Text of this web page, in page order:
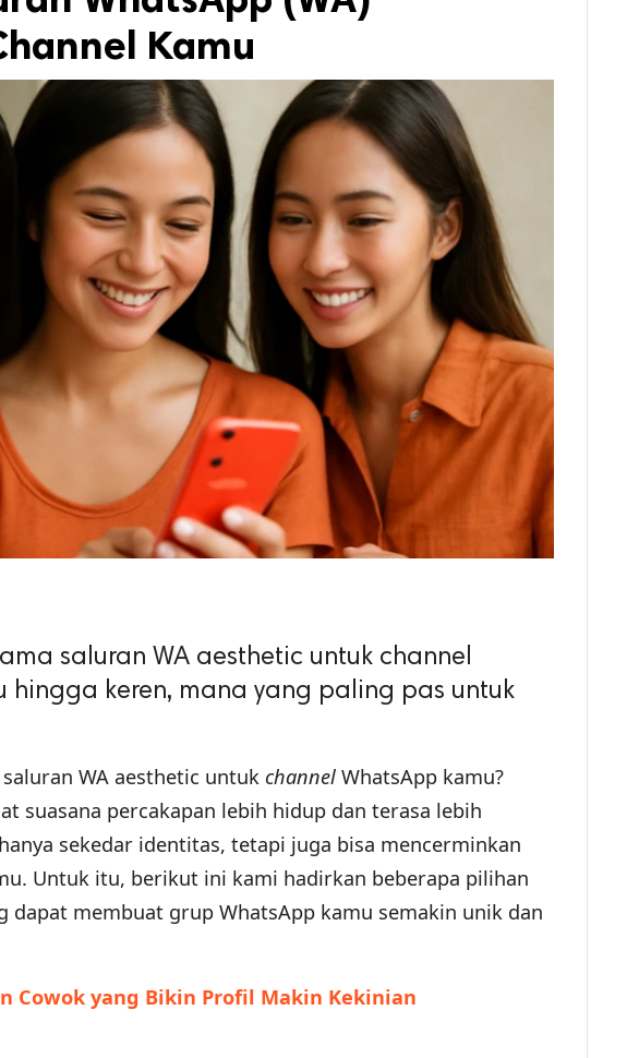
Kamu
saluran WA aesthetic untuk channel
hingga keren, mana yang paling pas untuk
WA aesthetic untuk channel WhatsApp kamu?
suasana percakapan lebih hidup dan terasa lebih
sekedar identitas, tetapi juga bisa mencerminkan
Untuk itu, berikut ini kami hadirkan beberapa pilihan
dapat membuat grup WhatsApp kamu semakin unik dan
Cowok yang Bikin Profil Makin Kekinian